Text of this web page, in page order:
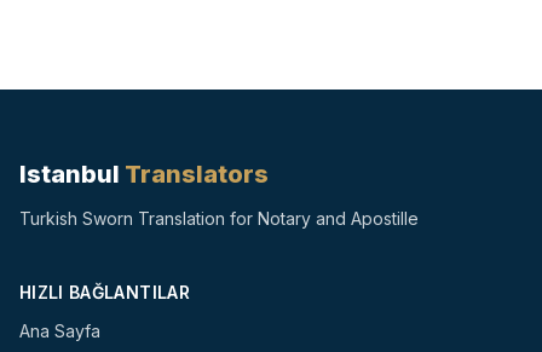
Istanbul Translators
Turkish Sworn Translation for Notary and Apostille
HIZLI BAĞLANTILAR
Ana Sayfa